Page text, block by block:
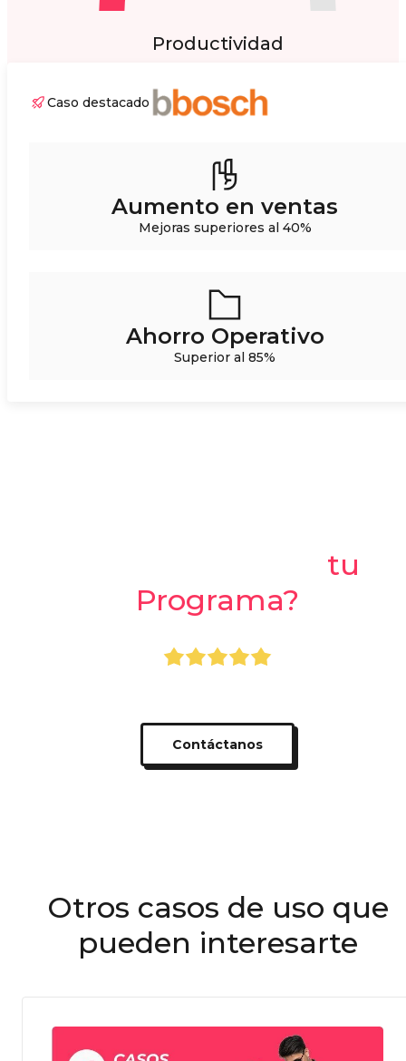
Productividad
Caso destacado
Aumento en ventas
Mejoras superiores al 40%
Ahorro Operativo
Superior al 85%
tu
Programa?
Contáctanos
Otros casos de uso que
pueden interesarte